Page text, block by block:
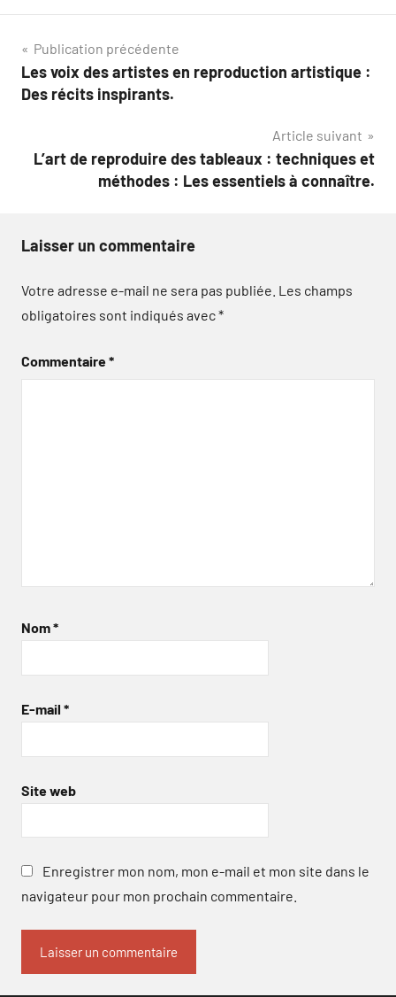
Navigation
de
Publication précédente
Les voix des artistes en reproduction artistique :
Des récits inspirants.
Article suivant
L’art de reproduire des tableaux : techniques et
méthodes : Les essentiels à connaître.
Laisser un commentaire
Votre adresse e-mail ne sera pas publiée. Les champs
obligatoires sont indiqués avec*
Commentaire*
Nom*
E-mail *
Site web
Enregistrer mon nom, mon e-mail et mon site dans le
navigateur pour mon prochain commentaire.